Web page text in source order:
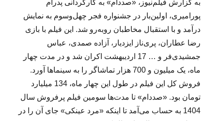
به گزارش فیلم‌نیوز، «صددام» به کارگردانی پدرام
پورامیری، اولین‌بار در جشنواره فجر چهل‌وسوم به نمایش
درآمد و با استقبال مخاطبان روبه‌رو شد. این فیلم با بازی
رضا عطاران، پری‌ناز ایزدیار، آزاده صمدی، عباس
جمشیدی‌فر و … 17 اردیبهشت اکران شد و در مدت چهار
ماه، یک میلیون و 700 هزار تماشاگر را به سینماها آورد.
فروش کل این فیلم در طول این چهار ماه، 134 میلیارد
تومان بود. «صددام» تا مدت‌ها سومین فیلم پرفروش سال
1404 به حساب می‌آمد تا اینکه «مرد عینکی» جای آن را در